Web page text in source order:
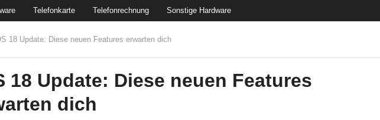
Telefonkarte Telefonrechnung Sonstige Hardware
18 Update: Diese neuen Features erwarten dich
18 Update: Diese neuen Features
dich